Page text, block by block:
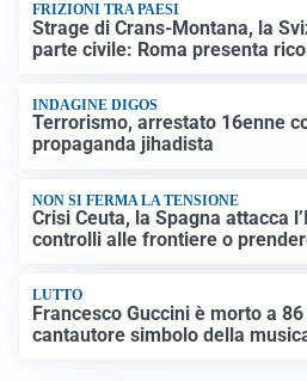
FRIZIONI TRA PAESI
Strage di Crans-Montana, la
parte civile: Roma presenta
INDAGINE DIGOS
Terrorismo, arrestato 16enne
propaganda jihadista
NON SI FERMA LA TENSIONE
Crisi Ceuta, la Spagna attacca
controlli alle frontiere o
LUTTO
Francesco Guccini è morto a
cantautore simbolo della